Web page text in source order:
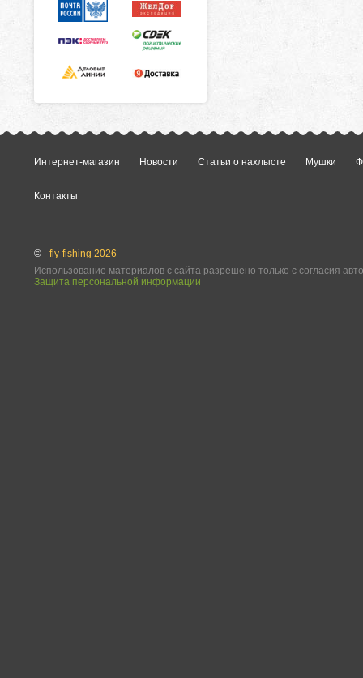
Интернет-магазин Новости Статьи о нахлысте Мушки
Контакты
©
fly-fishing 2026
Использование материалов с сайта разрешено только с согласия
Защита персональной информации